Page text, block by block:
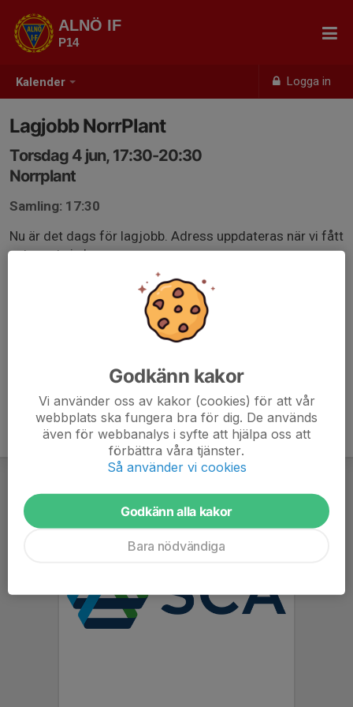
Kalender Logga in
ALNÖ IF
P14
Lagjobb NorrPlant
Torsdag 4 jun, 17:30-20:30
Norrplant
Samling: 17:30
Nu är det dags för lagjobb. Adress uppdateras när vi fått
veta vart vi ska vara.
Kom ihåg att ta på er stövlar eller kängor!
Godkänn kakor
Vi använder oss av kakor (cookies) för att vår
webbplats ska fungera bra för dig. De används
även för webbanalys i syfte att hjälpa oss att
förbättra våra tjänster.
Så använder vi cookies
Godkänn alla kakor
Bara nödvändiga